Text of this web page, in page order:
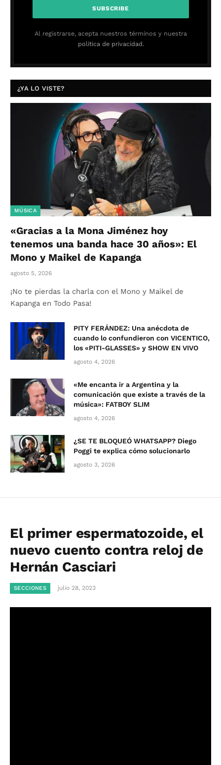
Al registrarse, acepta nuestros términos y nuestra
política de privacidad.
¿YA LO VISTE?
MÚSICA
«Gracias a la Mona Jiménez hoy
tenemos una banda hace 30 años»: El
Mono y Maikel de Kapanga
agosto 5, 2026
¡No te pierdas la charla con el Mono y Maikel de
Kapanga en Todo Pasa!
PITY FERÁNDEZ: Una anécdota de
cuando lo confundieron con VICENTICO,
los «PITI-GLASSES» y SHOW EN VIVO
agosto 4, 2026
«Me encanta ir a Argentina y la
comunicación que existe a través de la
música»: FATBOY SLIM
agosto 4, 2026
¿SE TE BLOQUEÓ WHATSAPP? Diego
Poggi te explica cómo solucionarlo
agosto 3, 2026
El primer espermatozoide, el
nuevo cuento contra reloj de
Hernán Casciari
SECCIONES julio 28, 2023